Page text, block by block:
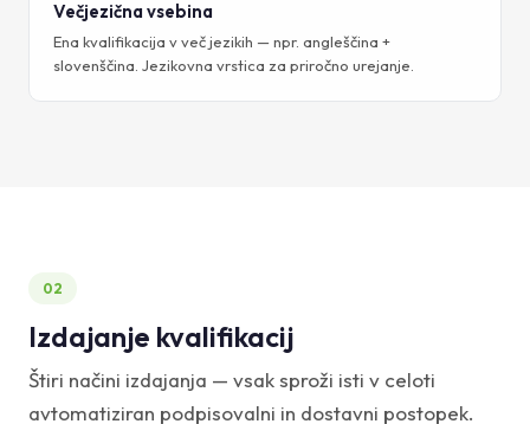
Večjezična vsebina
Ena kvalifikacija v več jezikih — npr. angleščina +
slovenščina. Jezikovna vrstica za priročno urejanje.
02
Izdajanje kvalifikacij
Štiri načini izdajanja — vsak sproži isti v celoti
avtomatiziran podpisovalni in dostavni postopek.